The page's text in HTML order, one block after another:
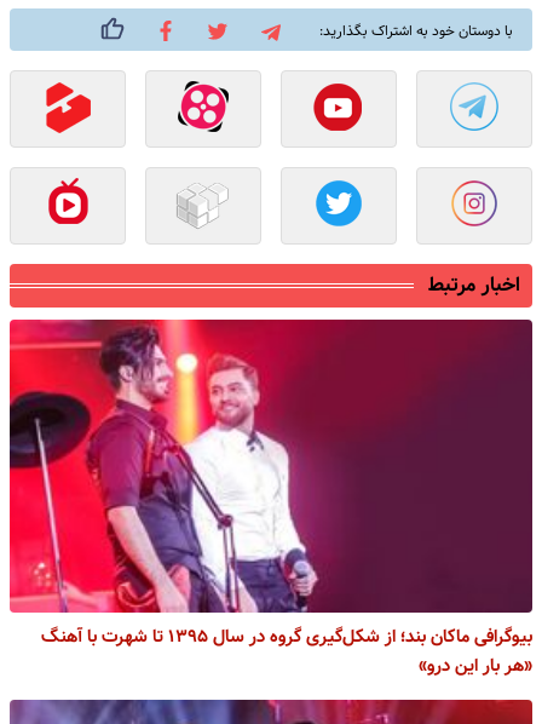
با دوستان خود به اشتراک بگذارید:
اخبار مرتبط
بیوگرافی ماکان بند؛ از شکل‌گیری گروه در سال ۱۳۹۵ تا شهرت با آهنگ
«هر بار این درو»